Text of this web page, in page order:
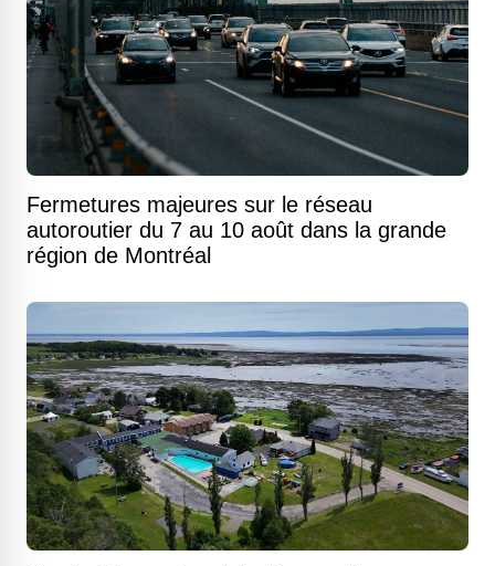
Fermetures majeures sur le réseau
autoroutier du 7 au 10 août dans la grande
région de Montréal